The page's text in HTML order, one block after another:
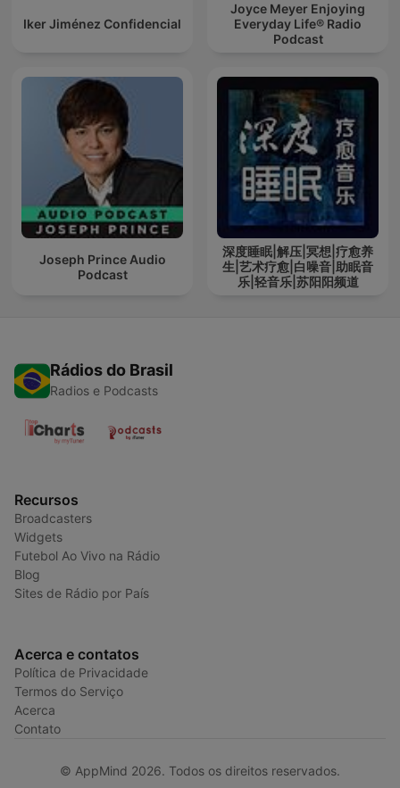
Iker Jiménez Confidencial
Joyce Meyer Enjoying
Everyday Life® Radio
Podcast
Joseph Prince Audio
Podcast
深度睡眠|解压|冥想|疗愈养
生|艺术疗愈|白噪音|助眠音
乐|轻音乐|苏阳阳频道
Rádios do Brasil
Radios e Podcasts
Recursos
Broadcasters
Widgets
Futebol Ao Vivo na Rádio
Blog
Sites de Rádio por País
Acerca e contatos
Política de Privacidade
Termos do Serviço
Acerca
Contato
© AppMind 2026. Todos os direitos reservados.